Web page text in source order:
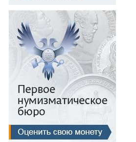
Альбертусталер
Золото
Серебро
Медь
Для Речи Посполитой